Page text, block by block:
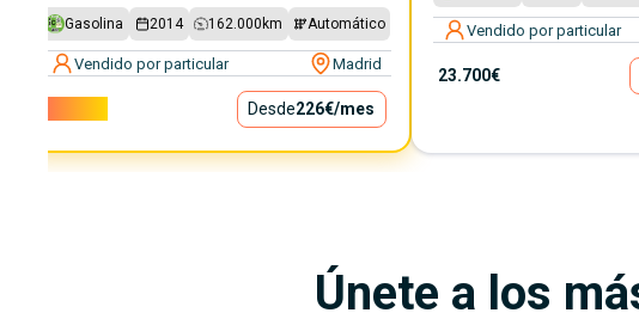
Gasolina 2014 162.000 km Automático
Vendido por particular Madrid
Desde226€/mes
Vendido por particular
23.700€
Únete a los